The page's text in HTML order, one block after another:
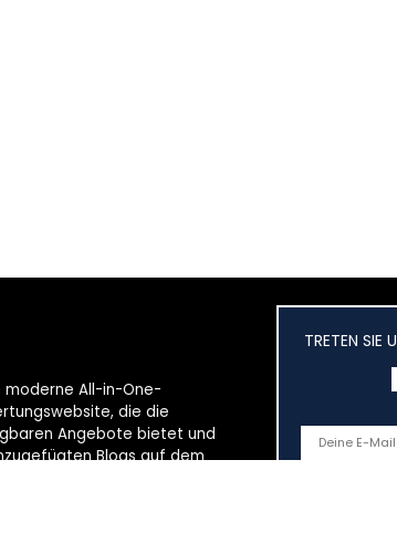
All-in-One-
die die
Angebote bietet und
Blogs auf dem
TRETEN SIE